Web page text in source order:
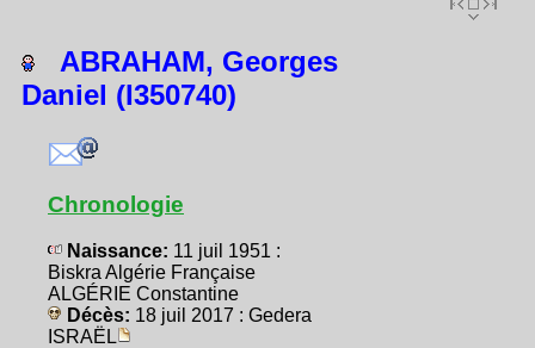
ABRAHAM, Georges
Daniel (I350740)
Chronologie
Naissance: 11 juil 1951 :
Biskra Algérie Française
ALGÉRIE Constantine
Décès: 18 juil 2017 : Gedera
ISRAËL